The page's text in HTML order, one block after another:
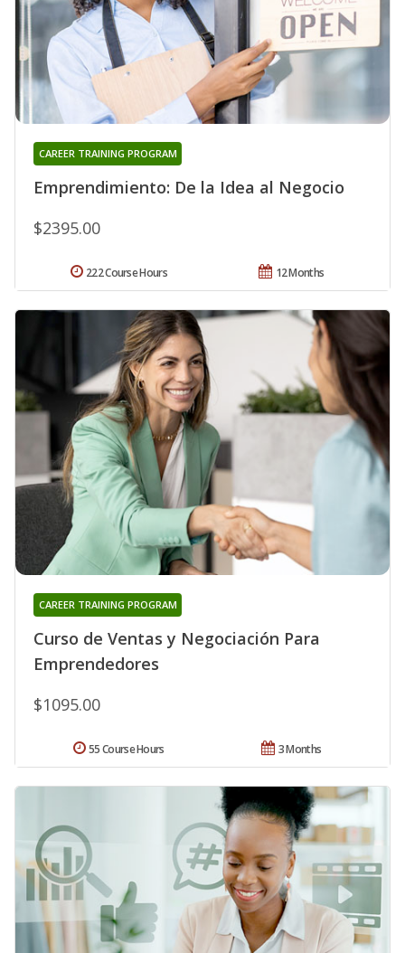
Emprendimiento: De la Idea al Negocio
CAREER TRAINING PROGRAM
$2395.00
12 Months
222 Course Hours
Curso de Ventas y Negociación Para
Emprendedores
CAREER TRAINING PROGRAM
$1095.00
3 Months
55 Course Hours